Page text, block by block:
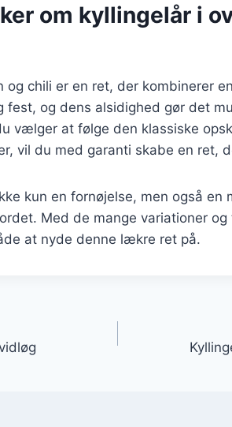
om kyllingelår i
og chili er en ret, der kombinerer
fest, og dens alsidighed gør det
vælger at følge den klassiske
vil du med garanti skabe en ret,
kun en fornøjelse, men også en
Med de mange variationer
at nyde denne lækre ret på.